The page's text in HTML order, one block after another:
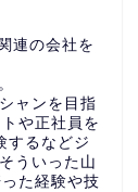
連の会社を
ャンを目指
や正社員を
するなどジ
ういった山
た経験や技